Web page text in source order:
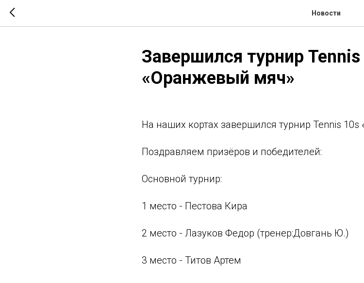
Новости
Завершился турнир
«Оранжевый мяч»
На наших кортах завершился турнир Tennis
Поздравляем призёров и победителей:
Основной турнир:
1 место - Пестова Кира
2 место - Лазуков Федор (тренер:Довгань Ю.)
3 место - Титов Артем